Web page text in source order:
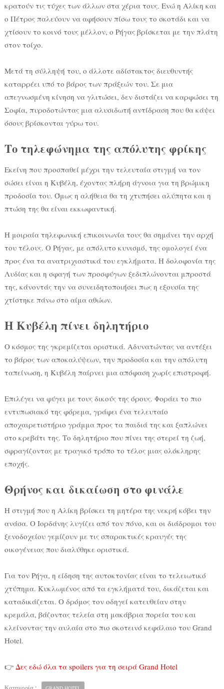
κρατούν τις τύχες των άλλων στα χέρια τους. Ενώ η Αλίκη και
ο Πέτρος παλεύουν να αφήσουν πίσω τους το σκοτάδι και να
χτίσουν το κοινό τους μέλλον, ο Ρήγας βρίσκεται με την πλάτη
στον τοίχο.
Μετά τη σύλληψή του, ο άλλοτε αδίστακτος διευθυντής
καταρρέει υπό το βάρος των πράξεών του. Σε μια
απεγνωσμένη κίνηση να γλιτώσει, δεν διστάζει να καρφώσει τη
Σοφία, πυροδοτώντας μια αλυσιδωτή αντίδραση που θα κάψει
όσους βρίσκονται γύρω του.
Το τηλεφώνημα της απόλυτης φρίκης
Εκείνη που προσπαθεί μέχρι την τελευταία στιγμή να τον
σώσει είναι η Κυβέλη, έχοντας πλήρη άγνοια για τη βρώμικη
προδοσία του. Όμως η αλήθεια θα τη χτυπήσει αλύπητα και η
πτώση της θα είναι εκκωφαντική.
Η μοιραία τηλεφωνική επικοινωνία τους θα σημάνει την αρχή
του τέλους. Ο Ρήγας, με απόλυτο κυνισμό, της ομολογεί ένα
προς ένα τα ανατριχιαστικά του εγκλήματα. Η δολοφονία της
Λυδίας και η σφαγή των προσφύγων ξεδιπλώνονται μπροστά
της, κάνοντάς την να συνειδητοποιήσει πως η εξουσία της
χτίστηκε πάνω στο αίμα αθώων.
Η Κυβέλη πίνει δηλητήριο
Ο κόσμος της γκρεμίζεται οριστικά. Αδυνατώντας να αντέξει
το βάρος των αποκαλύψεων, την προδοσία και την απόλυτη
ταπείνωση, η Κυβέλη παίρνει μια απόφαση χωρίς επιστροφή.
Επιλέγει να φύγει με τους δικούς της όρους. Φοράει το πιο
εντυπωσιακό της φόρεμα, γράφει ένα τελευταίο
αποχαιρετιστήριο γράμμα προς τα παιδιά της και ξαπλώνει
στο κρεβάτι της. Το δηλητήριο που πίνει της στερεί τη ζωή,
σφραγίζοντας με τραγικό τρόπο το τέλος μιας ολόκληρης
εποχής.
Θρήνος και δικαίωση στο φινάλε
Η στιγμή που η Αλίκη βρίσκει τη μητέρα της νεκρή κόβει την
ανάσα. Ο Ιορδάνης λυγίζει από τον πόνο, και οι διάδρομοι του
ξενοδοχείου γεμίζουν με τις σπαρακτικές κραυγές της
οικογένειας που διαλύθηκε οριστικά.
Για τον Ρήγα, η είδηση της αυτοκτονίας είναι το τελειωτικό
χτύπημα. Κυκλωμένος από τα εγκλήματά του, δικάζεται και
καταδικάζεται. Ο δρόμος τον οδηγεί κατευθείαν στην
κρεμάλα, βάζοντας τελεία στη μακάβρια πορεία του και
κλείνοντας την αυλαία στο πιο σκοτεινό κεφάλαιο του Grand
Hotel.
👉 Δες εδώ όλα τα spoilers για τη σειρά Grand Hotel